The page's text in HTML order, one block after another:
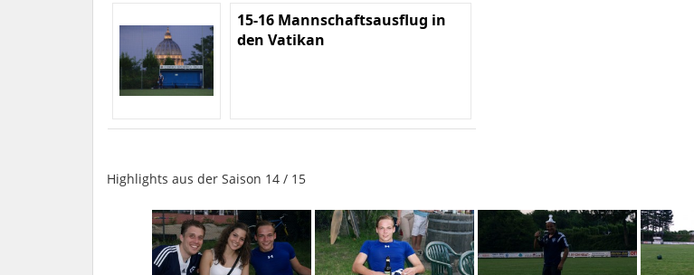
15-16 Mannschaftsausflug in
den Vatikan
Highlights aus der Saison 14 / 15